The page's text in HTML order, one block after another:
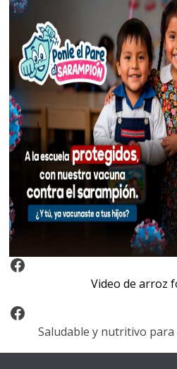
Video Arroz Fortificado
Video de arroz
Facebook
Saludable y nutritivo